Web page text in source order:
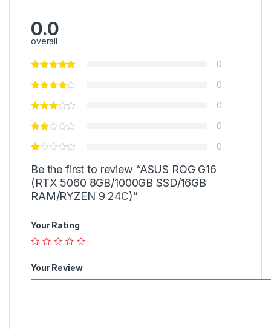
0.0
overall
0
0
0
0
0
Be the first to review “ASUS ROG G16
(RTX 5060 8GB/1000GB SSD/16GB
RAM/RYZEN 9 24C)”
Your Rating
Your Review